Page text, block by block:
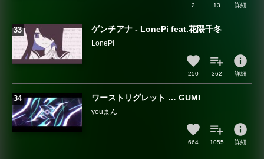
2 13 詳細
ゲンチアナ - LonePi feat.花隈千冬
LonePi
250 362
info
詳細
ワーストリグレット … GUMI
youまん
664 1055
info
詳細